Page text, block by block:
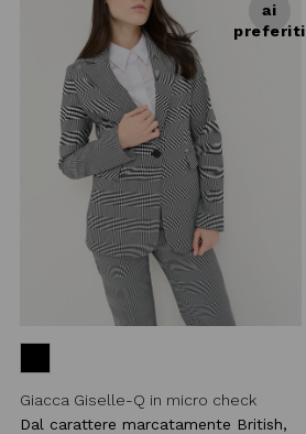
ai
preferiti
Giacca Giselle-Q in micro check
Dal carattere marcatamente British,